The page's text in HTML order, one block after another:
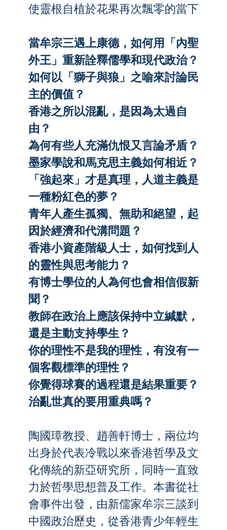
使靈根自植於花果再次飄零的當下
當牟宗三遇上康德，如何用「內聖
外王」重新詮釋儒學和現代政治？
如何以「獅子與狼」之喻來討論民
主的價值？
香港之所以混亂，是因為太過自
由？
為何有些人充滿仇恨又言論矛盾？
墨家學說和馬克思主義如何相近？
「強起來」才是真理，人道主義是
一種粉紅色的夢？
青年人產生孤獨、無助和絕望，起
因於經濟和代溝問題？
香港小資產階級人士，如何找到人
的靈性與思考能力？
有博士學位的人為何也會相信假新
聞？
教師在政治上應該保持中立緘默，
還是主動支持學生？
你的理性不是我的理性，有沒有一
個客觀標準的理性？
你覺得球賽的過程還是結果重要？
治亂世真的要用重典嗎？
陶國璋教授、趙善軒博士，兩位均
出身於代表冷戰以來香港哲學及文
化傳統的新亞研究所，同時一直致
力於哲學思想普及工作。本書從社
會事件出發，由新儒家牟宗三談到
中國政治歷史，從香港青少年輕生